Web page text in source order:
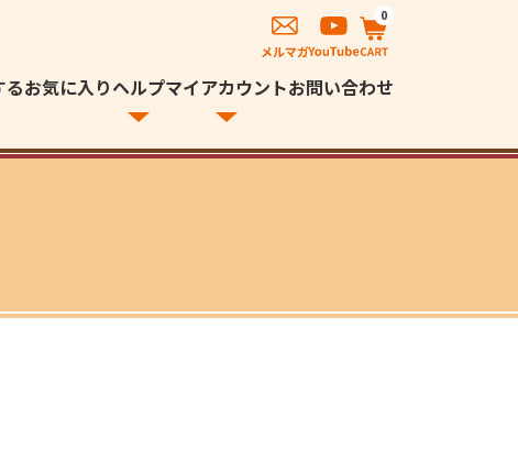
0
るお気に入りヘルプマイアカウントお問い合わせ